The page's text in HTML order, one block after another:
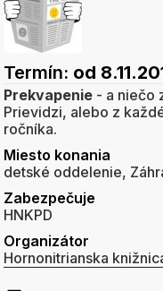
Termín: od
Prekvapenie - a niečo
Prievidzi, alebo z
ročníka.
Miesto konania
detské oddelenie,
Zabezpečuje
HNKPD
Organizátor
Hornonitrianska